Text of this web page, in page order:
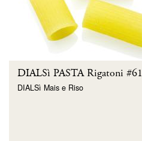
DIALSì PASTA Rigatoni #61
DIALSì Mais e Riso